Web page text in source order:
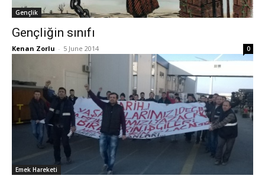
Gençlik
Gençliğin sınıfı
Kenan Zorlu - 5 June 2014 0
Emek Hareketi